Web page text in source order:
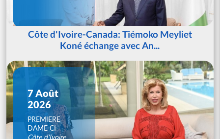
Côte d'Ivoire-Canada: Tiémoko Meyliet
Koné échange avec An...
7 Août
2026
PREMIERE
DAME CI
Côte d'Ivoire